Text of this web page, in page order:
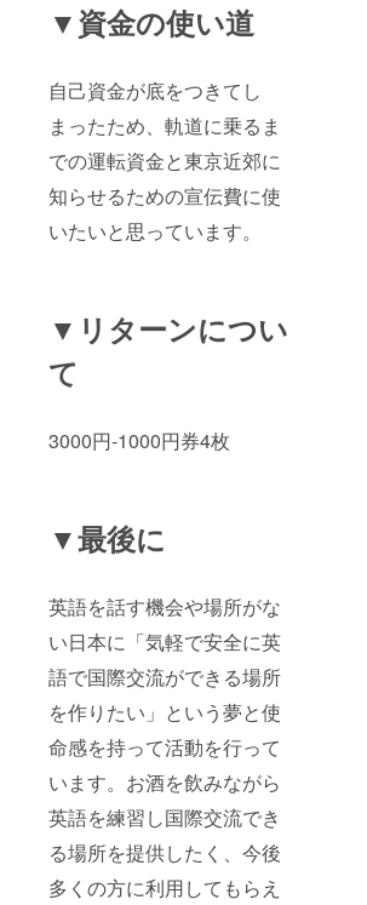
▼資金の使い道
自己資金が底をつきてし
まったため、軌道に乗るま
での運転資金と東京近郊に
知らせるための宣伝費に使
いたいと思っています。
▼リターンについ
て
3000円-1000円券4枚
▼最後に
英語を話す機会や場所がな
い日本に「気軽で安全に英
語で国際交流ができる場所
を作りたい」という夢と使
命感を持って活動を行って
います。お酒を飲みながら
英語を練習し国際交流でき
る場所を提供したく、今後
多くの方に利用してもらえ